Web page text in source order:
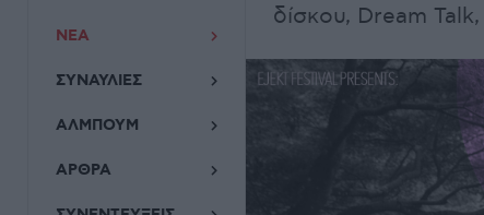
ΝΕΑ
ΣΥΝΑΥΛΙΕΣ
ΑΛΜΠΟΥΜ
ΑΡΘΡΑ
δίσκου, Dream